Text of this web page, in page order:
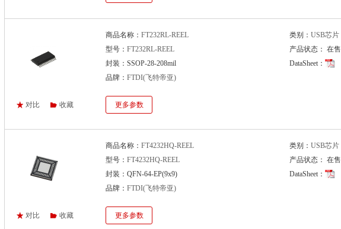
对比 收藏
商品名称： FT232RL-REEL
型号： FT232RL-REEL
封装：SSOP-28-208mil
品牌： FTDI(飞特帝亚)
更多参数
类别： USB芯片
产品状态： 在售
DataSheet：
对比 收藏
商品名称： FT4232HQ-REEL
型号： FT4232HQ-REEL
封装：QFN-64-EP(9x9)
品牌： FTDI(飞特帝亚)
更多参数
类别： USB芯片
产品状态： 在售
DataSheet：